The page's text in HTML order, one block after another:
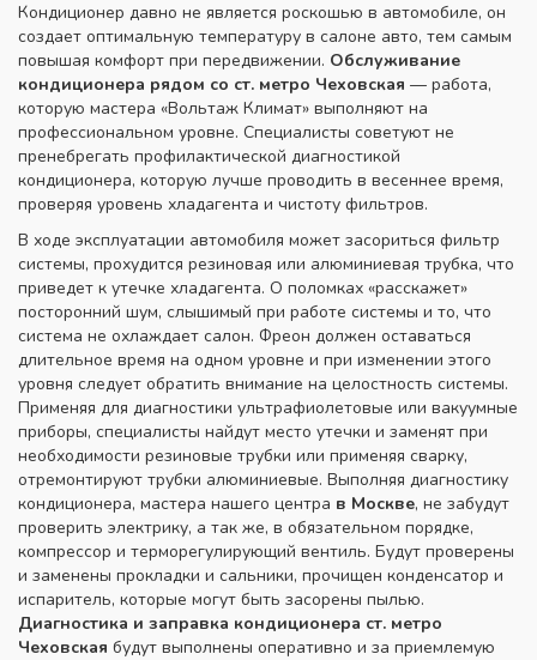
Кондиционер давно не является роскошью в автомобиле, он
создает оптимальную температуру в салоне авто, тем самым
повышая комфорт при передвижении. Обслуживание
кондиционера рядом со ст. метро Чеховская — работа,
которую мастера «Вольтаж Климат» выполняют на
профессиональном уровне. Специалисты советуют не
пренебрегать профилактической диагностикой
кондиционера, которую лучше проводить в весеннее время,
проверяя уровень хладагента и чистоту фильтров.
В ходе эксплуатации автомобиля может засориться фильтр
системы, прохудится резиновая или алюминиевая трубка, что
приведет к утечке хладагента. О поломках «расскажет»
посторонний шум, слышимый при работе системы и то, что
система не охлаждает салон. Фреон должен оставаться
длительное время на одном уровне и при изменении этого
уровня следует обратить внимание на целостность системы.
Применяя для диагностики ультрафиолетовые или вакуумные
приборы, специалисты найдут место утечки и заменят при
необходимости резиновые трубки или применяя сварку,
отремонтируют трубки алюминиевые. Выполняя диагностику
кондиционера, мастера нашего центра в Москве, не забудут
проверить электрику, а так же, в обязательном порядке,
компрессор и терморегулирующий вентиль. Будут проверены
и заменены прокладки и сальники, прочищен конденсатор и
испаритель, которые могут быть засорены пылью.
Диагностика и заправка кондиционера ст. метро
Чеховская будут выполнены оперативно и за приемлемую